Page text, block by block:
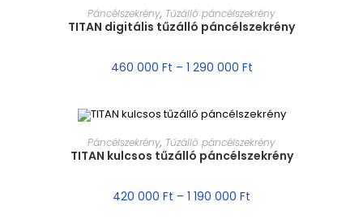
MÉRET VÁLASZTÁSA
Páncélszekrény, Tűzálló páncélszekrény
TITAN digitális tűzálló páncélszekrény
460 000 Ft – 1 290 000 Ft
MÉRET VÁLASZTÁSA
Páncélszekrény, Tűzálló páncélszekrény
TITAN kulcsos tűzálló páncélszekrény
420 000 Ft – 1 190 000 Ft